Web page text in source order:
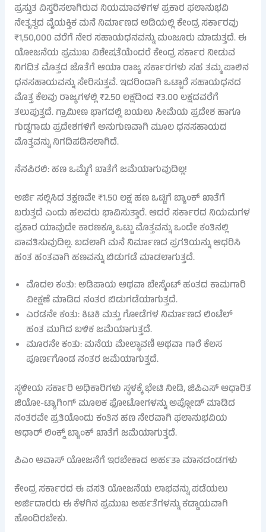
ಪ್ರಸ್ತುತ ವಿಸ್ತರಿಸಲಾಗಿರುವ ನಿಯಮಾವಳಿಗಳ ಪ್ರಕಾರ ಫಲಾನುಭವಿ
ನೇತೃತ್ವದ ವೈಯಕ್ತಿಕ ಮನೆ ನಿರ್ಮಾಣದ ಅಡಿಯಲ್ಲಿ ಕೇಂದ್ರ ಸರ್ಕಾರವು
₹1,50,000 ವರೆಗೆ ನೇರ ಸಹಾಯಧನವನ್ನು ಮಂಜೂರು ಮಾಡುತ್ತದೆ. ಈ
ಯೋಜನೆಯ ಪ್ರಮುಖ ವಿಶೇಷತೆಯೆಂದರೆ ಕೇಂದ್ರ ಸರ್ಕಾರ ನೀಡುವ
ನಿಗದಿತ ಮೊತ್ತದ ಜೊತೆಗೆ ಆಯಾ ರಾಜ್ಯ ಸರ್ಕಾರಗಳು ಸಹ ತಮ್ಮ ಪಾಲಿನ
ಧನಸಹಾಯವನ್ನು ಸೇರಿಸುತ್ತವೆ. ಇದರಿಂದಾಗಿ ಒಟ್ಟಾರೆ ಸಹಾಯಧನದ
ಮೊತ್ತ ಕೆಲವು ರಾಜ್ಯಗಳಲ್ಲಿ ₹2.50 ಲಕ್ಷದಿಂದ ₹3.00 ಲಕ್ಷದವರೆಗೆ
ತಲುಪುತ್ತದೆ. ಗ್ರಾಮೀಣ ಭಾಗದಲ್ಲಿ ಬಯಲು ಸೀಮೆಯ ಪ್ರದೇಶ ಹಾಗೂ
ಗುಡ್ಡಗಾಡು ಪ್ರದೇಶಗಳಿಗೆ ಅನುಗುಣವಾಗಿ ಮೂಲ ಧನಸಹಾಯದ
ಮೊತ್ತವನ್ನು ನಿಗದಿಪಡಿಸಲಾಗಿದೆ.
ನೆನಪಿರಲಿ: ಹಣ ಒಮ್ಮೆಗೆ ಖಾತೆಗೆ ಜಮೆಯಾಗುವುದಿಲ್ಲ!
ಅರ್ಜಿ ಸಲ್ಲಿಸಿದ ತಕ್ಷಣವೇ ₹1.50 ಲಕ್ಷ ಹಣ ಒಟ್ಟಿಗೆ ಬ್ಯಾಂಕ್ ಖಾತೆಗೆ
ಬರುತ್ತದೆ ಎಂದು ಹಲವರು ಭಾವಿಸುತ್ತಾರೆ. ಆದರೆ ಸರ್ಕಾರದ ನಿಯಮಗಳ
ಪ್ರಕಾರ ಯಾವುದೇ ಕಾರಣಕ್ಕೂ ಒಟ್ಟು ಮೊತ್ತವನ್ನು ಒಂದೇ ಕಂತಿನಲ್ಲಿ
ಪಾವತಿಸುವುದಿಲ್ಲ. ಬದಲಾಗಿ ಮನೆ ನಿರ್ಮಾಣದ ಪ್ರಗತಿಯನ್ನು ಆಧರಿಸಿ
ಹಂತ ಹಂತವಾಗಿ ಹಣವನ್ನು ಬಿಡುಗಡೆ ಮಾಡಲಾಗುತ್ತದೆ.
ಮೊದಲ ಕಂತು: ಅಡಿಪಾಯ ಅಥವಾ ಬೇಸ್ಮೆಂಟ್ ಹಂತದ ಕಾಮಗಾರಿ
ವೀಕ್ಷಣೆ ಮಾಡಿದ ನಂತರ ಬಿಡುಗಡೆಯಾಗುತ್ತದೆ.
ಎರಡನೇ ಕಂತು: ಕಿಟಕಿ ಮತ್ತು ಗೋಡೆಗಳ ನಿರ್ಮಾಣದ ಲಿಂಟೆಲ್
ಹಂತ ಮುಗಿದ ಬಳಿಕ ಜಮೆಯಾಗುತ್ತದೆ.
ಮೂರನೇ ಕಂತು: ಮನೆಯ ಮೇಲ್ಛಾವಣಿ ಅಥವಾ ಗಾರೆ ಕೆಲಸ
ಪೂರ್ಣಗೊಂಡ ನಂತರ ಜಮೆಯಾಗುತ್ತದೆ.
ಸ್ಥಳೀಯ ಸರ್ಕಾರಿ ಅಧಿಕಾರಿಗಳು ಸ್ಥಳಕ್ಕೆ ಭೇಟಿ ನೀಡಿ, ಜಿಪಿಎಸ್ ಆಧಾರಿತ
ಜಿಯೋ-ಟ್ಯಾಗಿಂಗ್ ಮೂಲಕ ಫೋಟೋಗಳನ್ನು ಅಪ್ಲೋಡ್ ಮಾಡಿದ
ನಂತರವೇ ಪ್ರತಿಯೊಂದು ಕಂತಿನ ಹಣ ನೇರವಾಗಿ ಫಲಾನುಭವಿಯ
ಆಧಾರ್ ಲಿಂಕ್ಡ್ ಬ್ಯಾಂಕ್ ಖಾತೆಗೆ ಜಮೆಯಾಗುತ್ತದೆ.
ಪಿಎಂ ಆವಾಸ್ ಯೋಜನೆಗೆ ಇರಬೇಕಾದ ಅರ್ಹತಾ ಮಾನದಂಡಗಳು
ಕೇಂದ್ರ ಸರ್ಕಾರದ ಈ ವಸತಿ ಯೋಜನೆಯ ಲಾಭವನ್ನು ಪಡೆಯಲು
ಅರ್ಜಿದಾರರು ಈ ಕೆಳಗಿನ ಪ್ರಮುಖ ಅರ್ಹತೆಗಳನ್ನು ಕಡ್ಡಾಯವಾಗಿ
ಹೊಂದಿರಬೇಕು.